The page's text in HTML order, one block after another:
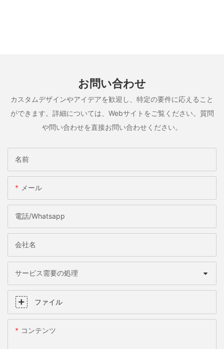
お問い合わせ
カスタムデザインやアイデアを歓迎し、特定の要件に応えること
ができます。詳細については、Webサイトをご覧ください。質問
や問い合わせを直接お問い合わせください。
名前
メール
電話/whatsapp
会社名
サービス需要の処理
ファイル
コンテンツ